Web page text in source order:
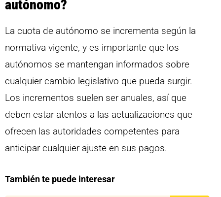
autónomo?
La cuota de autónomo se incrementa según la
normativa vigente, y es importante que los
autónomos se mantengan informados sobre
cualquier cambio legislativo que pueda surgir.
Los incrementos suelen ser anuales, así que
deben estar atentos a las actualizaciones que
ofrecen las autoridades competentes para
anticipar cualquier ajuste en sus pagos.
También te puede interesar